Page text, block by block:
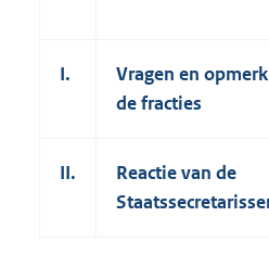
I.
Vragen en
de fracties
II.
Reactie van de